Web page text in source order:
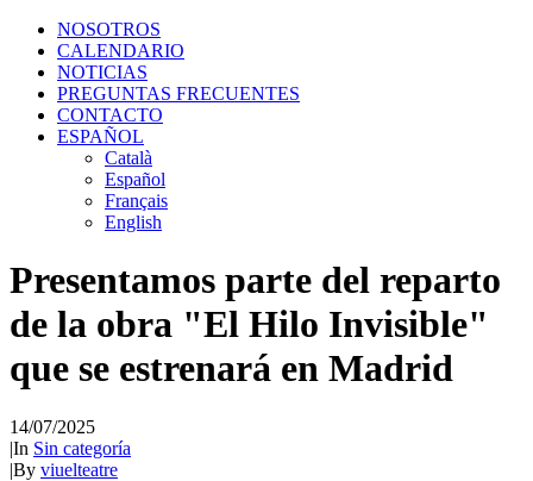
NOSOTROS
CALENDARIO
NOTICIAS
PREGUNTAS FRECUENTES
CONTACTO
ESPAÑOL
Català
Español
Français
English
Presentamos parte del reparto
de la obra "El Hilo Invisible"
que se estrenará en Madrid
14/07/2025
|In Sin categoría
|By viuelteatre